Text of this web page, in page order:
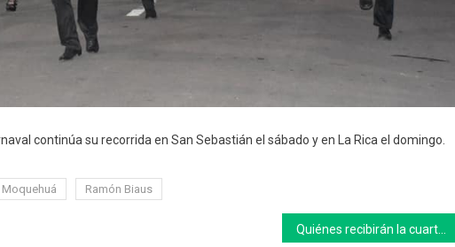
continúa su recorrida en San Sebastián el sábado y en La Rica el domingo.
Moquehuá Ramón Biaus
Quiénes recibirán la cuarta dosis de la vacuna contra el Covid